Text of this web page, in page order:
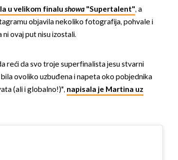
u velikom finalu showa "Supertalent", a
objavila nekoliko fotografija, pohvale i
ovaj put nisu izostali.
reći da svo troje superfinalista jesu stvarni
ovoliko uzbuđena i napeta oko pobjednika
(ali i globalno!)", napisala je Martina uz